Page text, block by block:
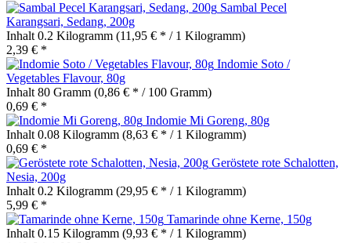
Sambal Pecel
Karangsari, Sedang, 200g
Inhalt 0.2 Kilogramm (11,95 € * / 1 Kilogramm)
2,39 € *
Indomie Soto /
Vegetables Flavour, 80g
Inhalt 80 Gramm (0,86 € * / 100 Gramm)
0,69 € *
Indomie Mi Goreng, 80g
Inhalt 0.08 Kilogramm (8,63 € * / 1 Kilogramm)
0,69 € *
Geröstete rote Schalotten,
Nesia, 200g
Inhalt 0.2 Kilogramm (29,95 € * / 1 Kilogramm)
5,99 € *
Tamarinde ohne Kerne, 150g
Inhalt 0.15 Kilogramm (9,93 € * / 1 Kilogramm)